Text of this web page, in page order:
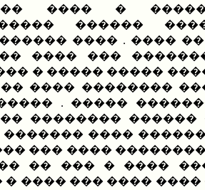
������� �
������
��� �� �� ���� .
���� �������
���� �����
��������
�������
�� ������
������ ������
����� ��������
���� ���� �
���� ����